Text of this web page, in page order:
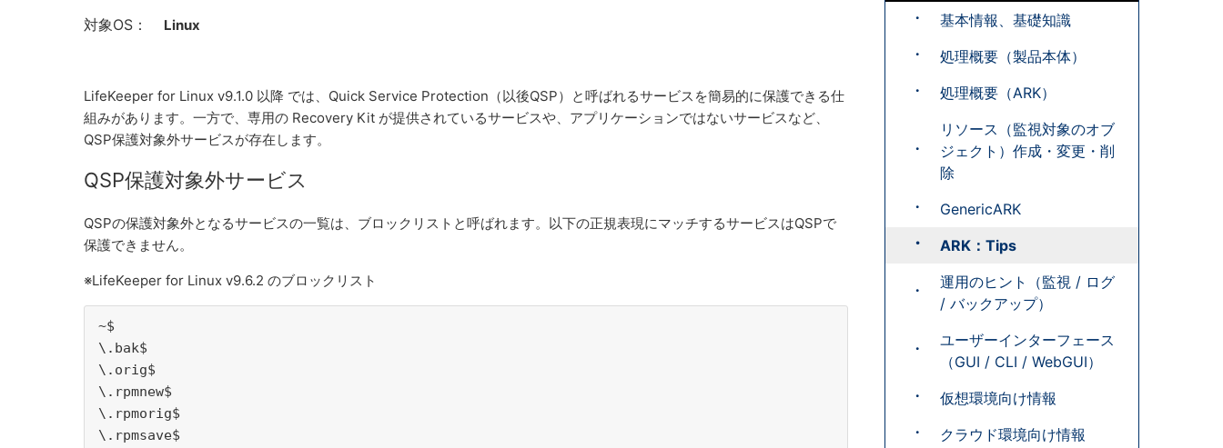
基本情報、基礎知識
処理概要（製品本体）
処理概要（ARK）
リソース（監視対象のオブ
ジェクト）作成・変更・削
除
GenericARK
ARK：Tips
運用のヒント（監視 / ログ
/ バックアップ）
ユーザーインターフェース
（GUI / CLI / WebGUI）
仮想環境向け情報
クラウド環境向け情報
対象OS： Linux
LifeKeeper for Linux v9.1.0 以降 では、Quick Service Protection（以後QSP）と呼ばれるサービスを簡易的に保護できる仕
組みがあります。一方で、 専用の Recovery Kit が提供されているサービスや、アプリケーションではないサービスなど、
QSP保護対象外サービスが存在します。
QSP保護対象外サービス
QSPの保護対象外となるサービスの一覧は、ブロックリストと呼ばれます。以下の正規表現にマッチするサービスはQSPで
保護できません。
※LifeKeeper for Linux v9.6.2 のブロックリスト
~$
\.bak$
\.orig$
\.rpmnew$
\.rpmorig$
\.rpmsave$